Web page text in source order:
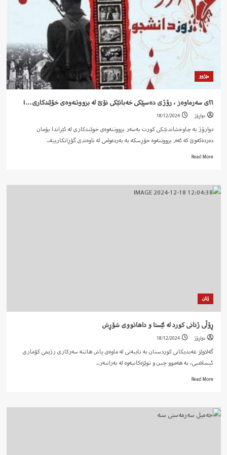
مێژوو
١٦ی سەرماوەز ، رۆژی دەسپێکی خەباتێکی نۆێ لە بزووتنەوەی خۆێندکاری…!
دواڕۆژ 18/12/2024
دوارۆژ بە چاوخشاندنێکی کورت بەسەر بزووتنەوەی خوێندکاری لە ئێراندا بۆمان
دەردەکەوێ کە ئەم بزووتنەوە خۆڕسکە بە بەردەوامی لە ناوەندی گۆڕانکارییە...
Read More
١٦ی
سەرماوەز
ژنان
ڕۆڵی ژنانی کورد لە ئێستا و داهاتووی شۆڕش
دواڕۆژ 18/12/2024
گەلاوێژ عەبدیکانی کوردستان بە تایبەتی لە ماوەی پاش هاتنە سەرکاری رژیمی کۆماری
ئیسلامیی، بە هەموو چین و توێژەکانیەوە لە بەرانبەر...
Read More
ڕۆڵی
ژنانی